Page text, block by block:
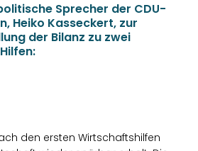
Sprecher der CDU-
Heiko Kasseckert, zur
der Bilanz zu zwei
den ersten Wirtschaftshilfen